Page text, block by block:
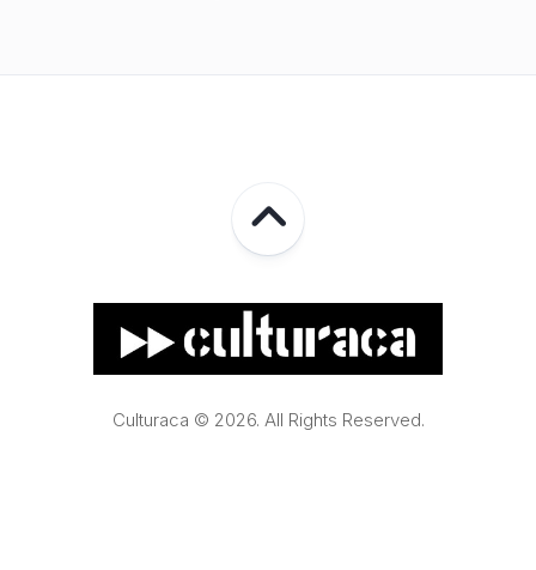
Culturaca © 2026. All Rights Reserved.